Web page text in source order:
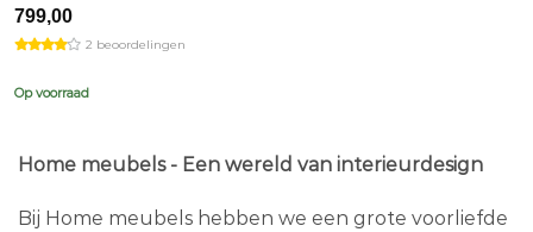
799,00
2 beoordelingen
Op voorraad
Home meubels - Een wereld van interieurdesign
Bij Home meubels hebben we een grote voorliefde